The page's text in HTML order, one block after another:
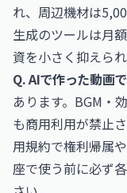
れ、周辺機材は
生成のツールは月
資を小さく抑えら
Q. AIで作った動画
あります。BGM・
も商用利用が禁止
用規約で権利帰属
座で使う前に必ず